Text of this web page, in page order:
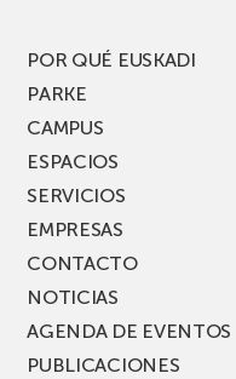
PARKEA
MUSIK
POR QUÉ EUSKADI
PARKE
CAMPUS
ESPACIOS
SERVICIOS
EMPRESAS
CONTACTO
NOTICIAS
AGENDA DE EVENTOS
PUBLICACIONES